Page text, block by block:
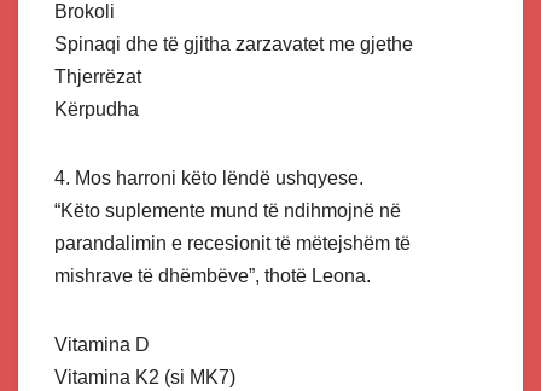
Brokoli
Spinaqi dhe të gjitha zarzavatet me gjethe
Thjerrëzat
Kërpudha
4. Mos harroni këto lëndë ushqyese.
“Këto suplemente mund të ndihmojnë në
parandalimin e recesionit të mëtejshëm të
mishrave të dhëmbëve”, thotë Leona.
Vitamina D
Vitamina K2 (si MK7)